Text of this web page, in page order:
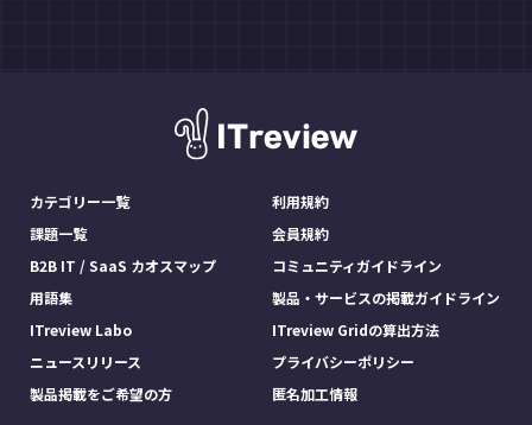
カテゴリー一覧
課題一覧
B2B IT / SaaS カオスマップ
用語集
ITreview Labo
ニュースリリース
製品掲載をご希望の方
利用規約
会員規約
コミュニティガイドライン
製品・サービスの掲載ガイドライン
ITreview Gridの算出方法
プライバシーポリシー
匿名加工情報